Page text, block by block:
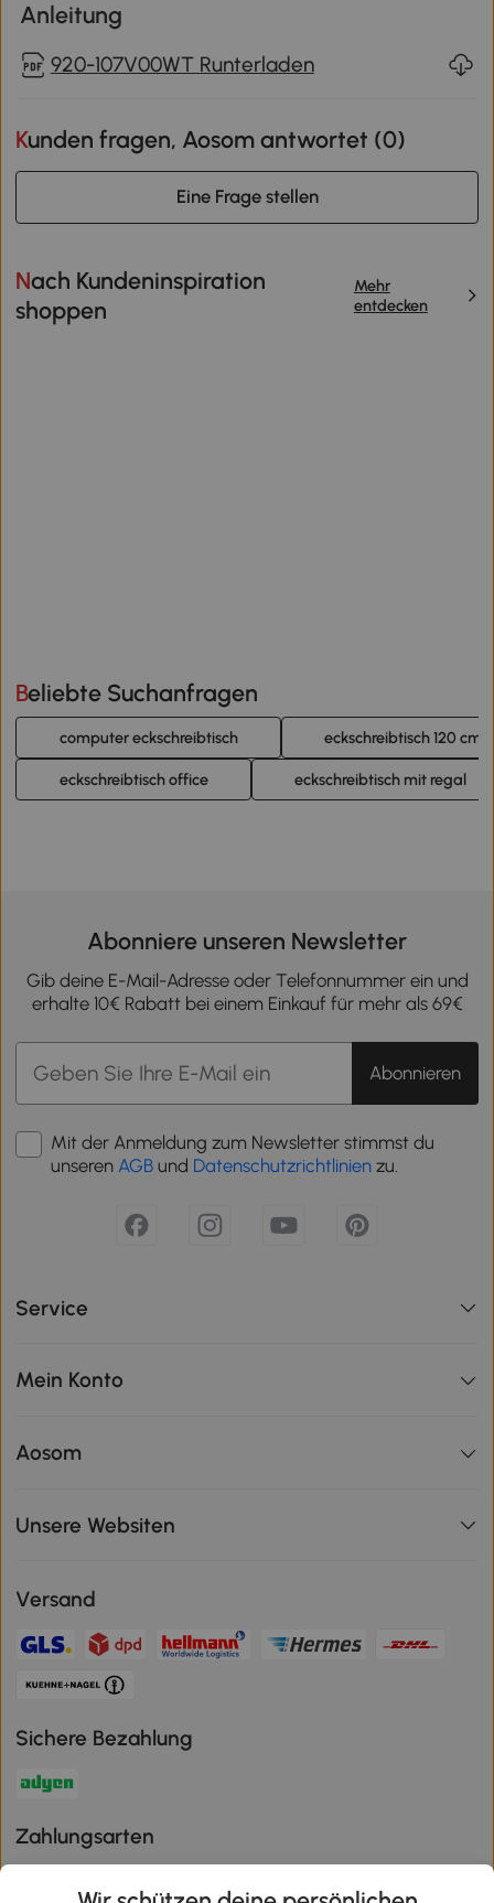
Anleitung
920-107V00WT Runterladen
Kunden fragen, Aosom antwortet (0)
Eine Frage stellen
Nach Kundeninspiration
shoppen
Mehr
entdecken
Beliebte Suchanfragen
computer eckschreibtisch eckschreibtisch 120 cm
eckschreibtisch office eckschreibtisch mit regal
Abonniere unseren Newsletter
Gib deine E-Mail-Adresse oder Telefonnummer ein und
erhalte 10€ Rabatt bei einem Einkauf für mehr als 69€
Abonnieren
Mit der Anmeldung zum Newsletter stimmst du
unseren AGB und Datenschutzrichtlinien zu.
Service
Mein Konto
Aosom
Unsere Websiten
Versand
Sichere Bezahlung
Zahlungsarten